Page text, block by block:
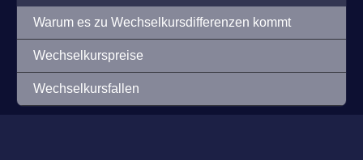
Warum es zu Wechselkursdifferenzen kommt
Wechselkurspreise
Wechselkursfallen